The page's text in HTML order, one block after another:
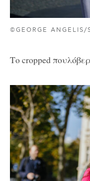
©GEORGE ANGELIS/
Το cropped πουλόβερ